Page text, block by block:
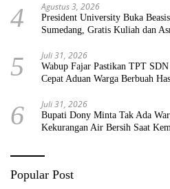
4 Agustus 3, 2026
President University Buka
Sumedang, Gratis Kuliah dan
5 Juli 31, 2026
Wabup Fajar Pastikan TPT
Cepat Aduan Warga Berbuah
6 Juli 31, 2026
Bupati Dony Minta Tak Ada
Kekurangan Air Bersih Saat
Popular Post